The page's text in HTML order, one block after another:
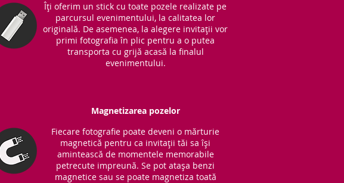
Îți oferim un stick cu toate pozele realizate pe
parcursul evenimentului, la calitatea lor
originală. De asemenea, la alegere invitații vor
primi fotografia în plic pentru a o putea
transporta cu grijă acasă la finalul
evenimentului.
Magnetizarea pozelor
Fiecare fotografie poate deveni o mărturie
magnetică pentru ca invitații tăi sa își
amintească de momentele memorabile
petrecute impreună. Se pot atașa benzi
magnetice sau se poate magnetiza toată